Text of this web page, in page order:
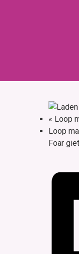
« Loop
Loop
Foar